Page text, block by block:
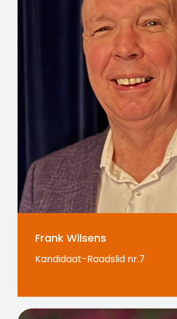
Frank Wilsens
Kandidaat-Raadslid nr.7